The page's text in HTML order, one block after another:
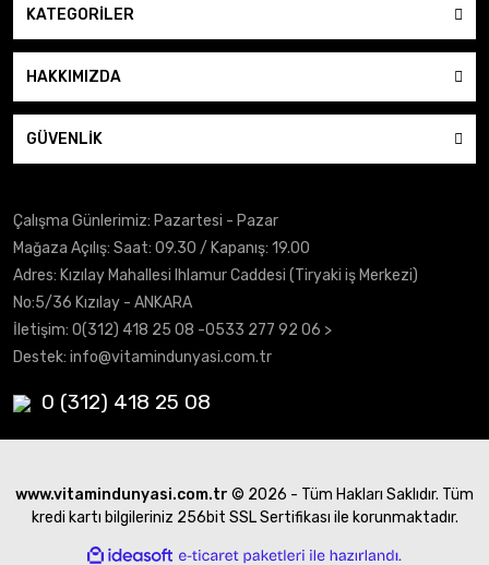
KATEGORİLER
HAKKIMIZDA
GÜVENLİK
Çalışma Günlerimiz: Pazartesi - Pazar
Mağaza Açılış: Saat: 09.30 / Kapanış: 19.00
Adres: Kızılay Mahallesi Ihlamur Caddesi (Tiryaki iş Merkezi)
No:5/36 Kızılay - ANKARA
İletişim: 0(312) 418 25 08 -0533 277 92 06 >
Destek: info@vitamindunyasi.com.tr
0 (312) 418 25 08
www.vitamindunyasi.com.tr © 2026 - Tüm Hakları Saklıdır. Tüm
kredi kartı bilgileriniz 256bit SSL Sertifikası ile korunmaktadır.
ideasoft e-